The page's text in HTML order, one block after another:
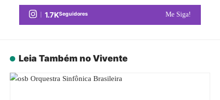
1.7KSeguidores Me Siga!
Leia Também no Vivente